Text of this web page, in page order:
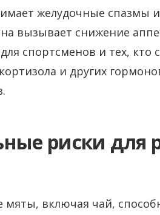
желудочные спазмы
вызывает снижение
спортсменов и тех, кто
и других
риски для
мяты, включая чай,